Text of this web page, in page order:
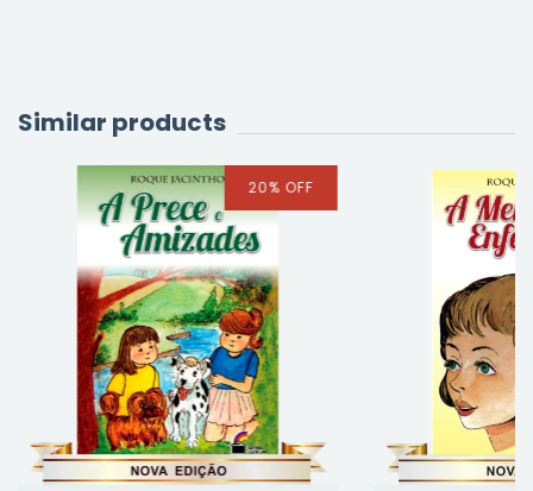
Similar products
20% OFF